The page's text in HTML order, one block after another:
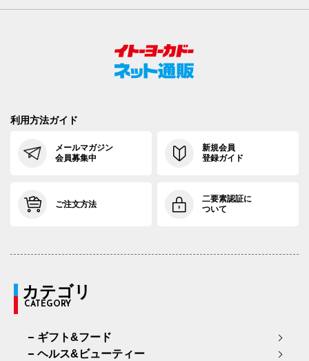
利用方法ガイド
メールマガジン
会員募集中
新規会員
登録ガイド
ご注文方法
二要素認証に
ついて
カテゴリ
CATEGORY
ギフト&フード
ヘルス&ビューティー